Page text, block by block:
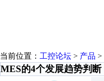
当前位置： 工控论坛 > 产品 >
MES的4个发展趋势判断